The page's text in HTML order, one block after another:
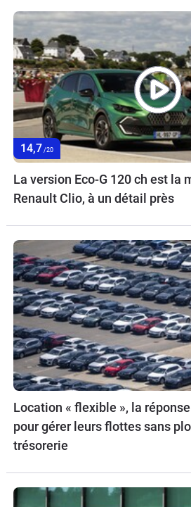
14,7 /20
La version Eco-G 120 ch est la
Renault Clio, à un détail près
Location « flexible », la
pour gérer leurs flottes sans
trésorerie